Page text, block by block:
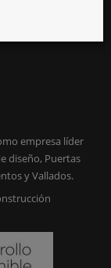
empresa líder
diseño, Puertas
y Vallados.